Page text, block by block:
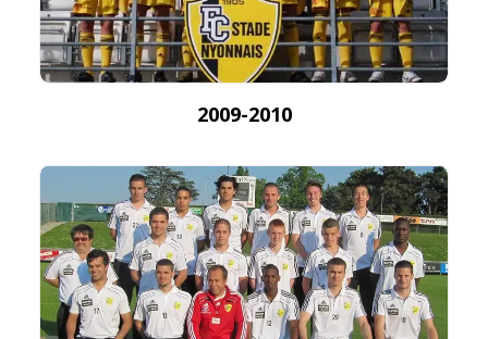
2009-2010